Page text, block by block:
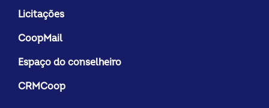
Licitações
CoopMail
Espaço do conselheiro
CRMCoop